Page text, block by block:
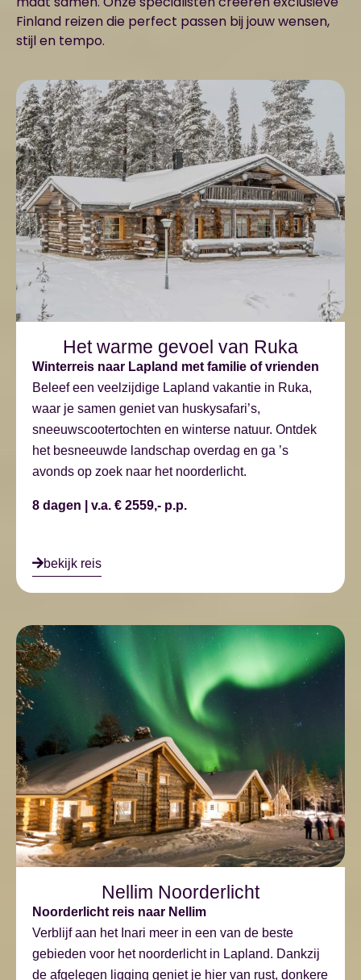
Finland reizen die perfect passen bij jouw wensen,
stijl en tempo.
Het warme gevoel van Ruka
Winterreis naar Lapland met familie of vrienden
Beleef een veelzijdige Lapland vakantie in Ruka,
waar je samen geniet van huskysafari’s,
sneeuwscootertochten en winterse natuur. Ontdek
het besneeuwde landschap overdag en ga ’s
avonds op zoek naar het noorderlicht.
8 dagen | v.a. € 2559,- p.p.
bekijk reis
Nellim Noorderlicht
Noorderlicht reis naar Nellim
Verblijf aan het Inari meer in een van de beste
gebieden voor het noorderlicht in Lapland. Dankzij
de afgelegen ligging geniet je hier van rust, donkere